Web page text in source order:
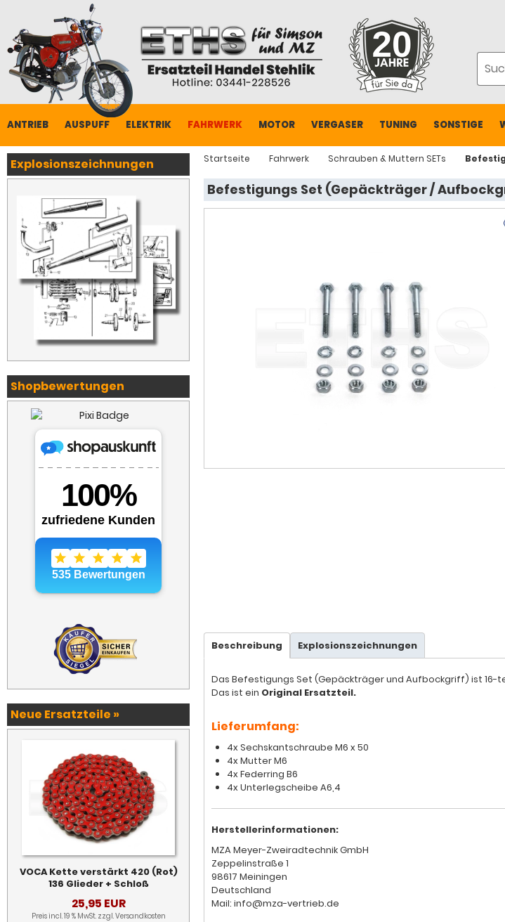
ANTRIEB AUSPUFF ELEKTRIK FAHRWERK MOTOR VERGASER TUNING SONSTIGE
Startseite Fahrwerk Schrauben & Muttern SETs
Befestigungs Set (Gepäckträger /
Beschreibung Explosionszeichnungen
Das Befestigungs Set (Gepäckträger und Aufbockgriff) ist 16-
Das ist ein Original Ersatzteil.
Lieferumfang:
4x Sechskantschraube M6 x 50
4x Mutter M6
4x Federring B6
4x Unterlegscheibe A6,4
Herstellerinformationen:
MZA Meyer-Zweiradtechnik GmbH
Zeppelinstraße 1
98617 Meiningen
Deutschland
Mail: info@mza-vertrieb.de
Explosionszeichnungen
Shopbewertungen
Neue Ersatzteile »
VOCA Kette verstärkt 420 (Rot)
136 Glieder + Schloß
25,95 EUR
Preis incl. 19 % MwSt. zzgl.Versandkosten